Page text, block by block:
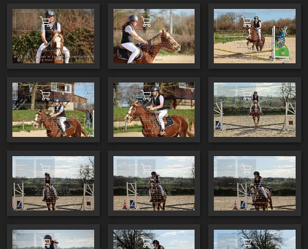
Ajouter au panier Ajouter au panier Ajouter au
Ajouter au panier Ajouter au panier Ajouter au
Ajouter au panier Ajouter au panier Ajouter au
Ajouter au panier Ajouter au panier Ajouter au